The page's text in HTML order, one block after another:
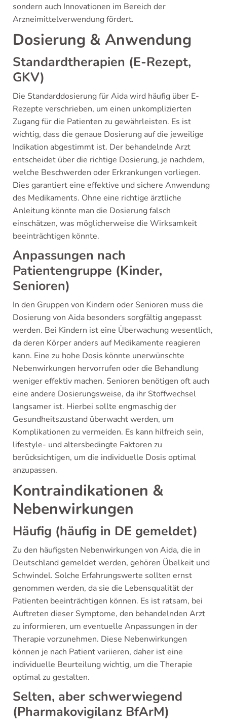
sondern auch Innovationen im Bereich der
Arzneimittelverwendung fördert.
Dosierung & Anwendung
Standardtherapien (E-Rezept,
GKV)
Die Standarddosierung für Aida wird häufig über E-
Rezepte verschrieben, um einen unkomplizierten
Zugang für die Patienten zu gewährleisten. Es ist
wichtig, dass die genaue Dosierung auf die jeweilige
Indikation abgestimmt ist. Der behandelnde Arzt
entscheidet über die richtige Dosierung, je nachdem,
welche Beschwerden oder Erkrankungen vorliegen.
Dies garantiert eine effektive und sichere Anwendung
des Medikaments. Ohne eine richtige ärztliche
Anleitung könnte man die Dosierung falsch
einschätzen, was möglicherweise die Wirksamkeit
beeinträchtigen könnte.
Anpassungen nach
Patientengruppe (Kinder,
Senioren)
In den Gruppen von Kindern oder Senioren muss die
Dosierung von Aida besonders sorgfältig angepasst
werden. Bei Kindern ist eine Überwachung wesentlich,
da deren Körper anders auf Medikamente reagieren
kann. Eine zu hohe Dosis könnte unerwünschte
Nebenwirkungen hervorrufen oder die Behandlung
weniger effektiv machen. Senioren benötigen oft auch
eine andere Dosierungsweise, da ihr Stoffwechsel
langsamer ist. Hierbei sollte engmaschig der
Gesundheitszustand überwacht werden, um
Komplikationen zu vermeiden. Es kann hilfreich sein,
lifestyle- und altersbedingte Faktoren zu
berücksichtigen, um die individuelle Dosis optimal
anzupassen.
Kontraindikationen &
Nebenwirkungen
Häufig (häufig in DE gemeldet)
Zu den häufigsten Nebenwirkungen von Aida, die in
Deutschland gemeldet werden, gehören Übelkeit und
Schwindel. Solche Erfahrungswerte sollten ernst
genommen werden, da sie die Lebensqualität der
Patienten beeinträchtigen können. Es ist ratsam, bei
Auftreten dieser Symptome, den behandelnden Arzt
zu informieren, um eventuelle Anpassungen in der
Therapie vorzunehmen. Diese Nebenwirkungen
können je nach Patient variieren, daher ist eine
individuelle Beurteilung wichtig, um die Therapie
optimal zu gestalten.
Selten, aber schwerwiegend
(Pharmakovigilanz BfArM)